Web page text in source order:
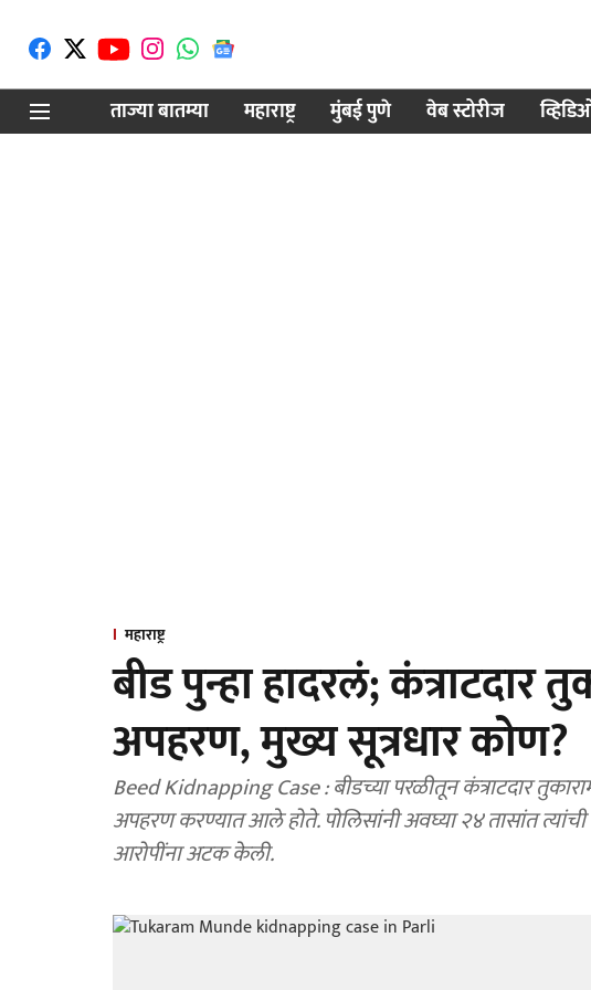
ताज्या बातम्या
महाराष्ट्र मुंबई पुणे वेब स्टोरीज
महाराष्ट्र
बीड पुन्हा हादरलं; कंत्राटदार
अपहरण, मुख्य सूत्रधार कोण?
Beed Kidnapping Case : बीडच्या परळीतून कंत्राटदार
अपहरण करण्यात आले होते. पोलिसांनी अवघ्या २४ तासांत
आरोपींना अटक केली.